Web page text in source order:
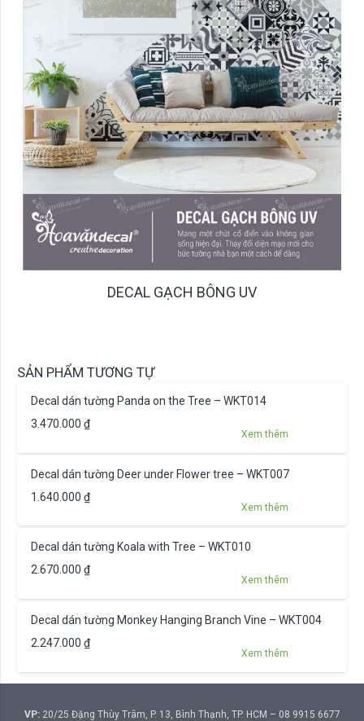
DECAL GẠCH BÔNG UV
SẢN PHẨM TƯƠNG TỰ
Decal dán tường Panda on the Tree – WKT014
3.470.000 ₫
Xem thêm
Decal dán tường Deer under Flower tree – WKT007
1.640.000 ₫
Xem thêm
Decal dán tường Koala with Tree – WKT010
2.670.000 ₫
Xem thêm
Decal dán tường Monkey Hanging Branch Vine – WKT004
2.247.000 ₫
Xem thêm
VP:20/25 Đặng Thùy Trâm, P. 13, Bình Thạnh, TP. HCM – 08 9915 6677